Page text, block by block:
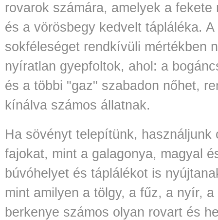
rovarok számára, amelyek a
és a vörösbegy kedvelt tápláléka. A
sokféleséget rendkívüli mértékben
nyíratlan gyepfoltok, ahol: a
és a többi "gaz" szabadon nőhet,
kínálva számos állatnak.
Ha sövényt telepítünk, használjunk
fajokat, mint a galagonya, magyal
búvóhelyet és táplálékot is
mint amilyen a tölgy, a fűz, a nyír,
berkenye számos olyan rovart és